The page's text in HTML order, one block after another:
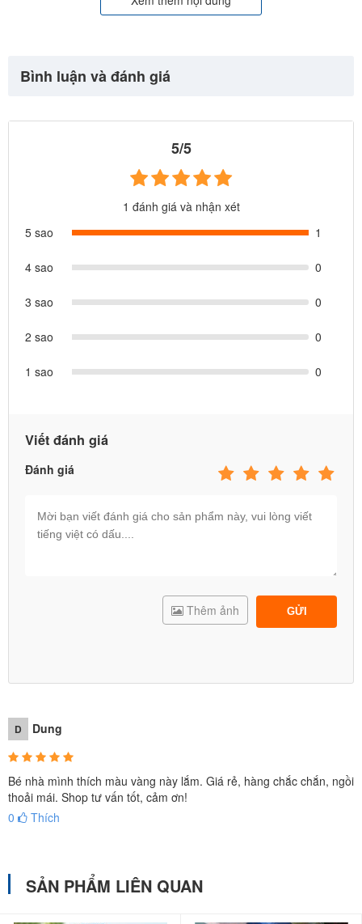
- Cấu tạo củaxe chòi chânhình chú cún ZK1027gồm phần
thân xe liền khối dày dặng chắc chắn, có tay cầm và 4 bánh xe
được gắn với thân bằng trục kim loại chắc chắn.
Bình luận và đánh giá
5/5
1 đánh giá và nhận xét
5 sao
1
4 sao 0
3 sao 0
2 sao 0
1 sao 0
Viết đánh giá
Đánh giá
GỬI
Thêm ảnh
D Dung
Bé nhà mình thích màu vàng này lắm. Giá rẻ, hàng chắc chắn, ngồi
thoải mái. Shop tư vấn tốt, cảm ơn!
0
Thích
SẢN PHẨM LIÊN QUAN